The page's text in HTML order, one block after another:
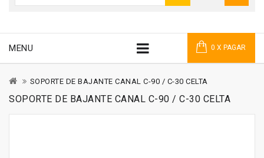
0 X PAGAR
MENU
SOPORTE DE BAJANTE CANAL C-90 / C-30 CELTA
SOPORTE DE BAJANTE CANAL C-90 / C-30 CELTA